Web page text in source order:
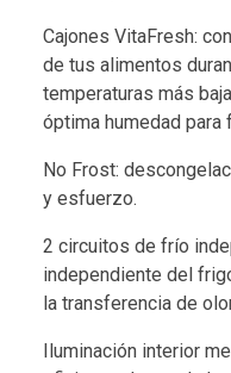
Cajones VitaFresh:
de tus alimentos
temperaturas más
óptima humedad para
No Frost:
y esfuerzo.
2 circuitos de frío
independiente del
la transferencia de
Iluminación interior